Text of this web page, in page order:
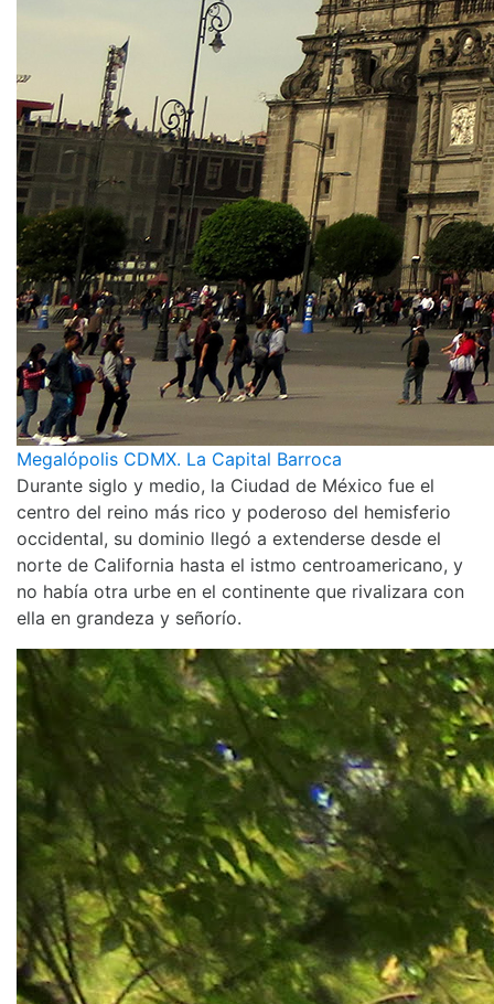
Megalópolis CDMX. La Capital Barroca
Durante siglo y medio, la Ciudad de México fue el
centro del reino más rico y poderoso del hemisferio
occidental, su dominio llegó a extenderse desde el
norte de California hasta el istmo centroamericano, y
no había otra urbe en el continente que rivalizara con
ella en grandeza y señorío.